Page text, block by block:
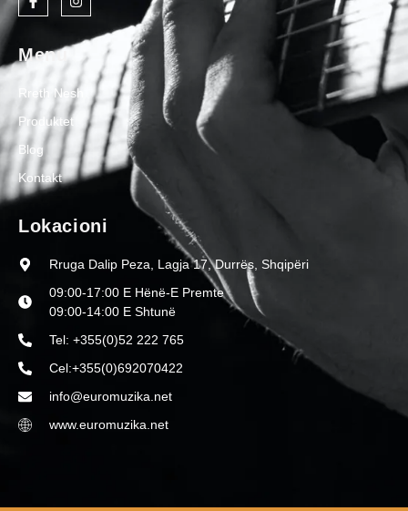
Menu
Rreth Nesh
Produktet
Blog
Kontakt
Lokacioni
Rruga Dalip Peza, Lagja 17, Durrës, Shqipëri
09:00-17:00 E Hënë-E Premte
09:00-14:00 E Shtunë
Tel: +355(0)52 222 765
Cel:+355(0)692070422
info@euromuzika.net
www.euromuzika.net